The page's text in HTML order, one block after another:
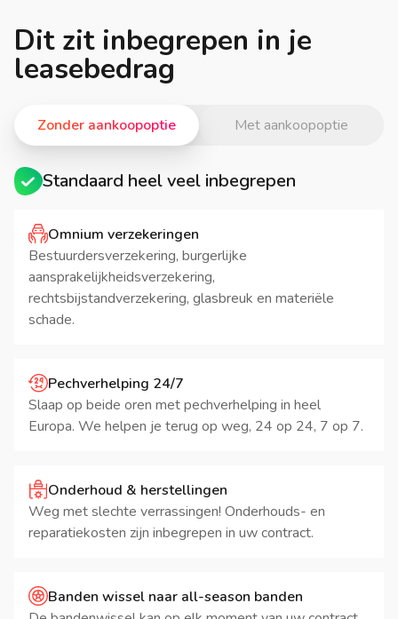
Dit zit inbegrepen in je
leasebedrag
Met aankoopoptie
Zonder aankoopoptie
Standaard heel veel inbegrepen
Omnium verzekeringen
Bestuurdersverzekering, burgerlijke
aansprakelijkheidsverzekering,
rechtsbijstandverzekering, glasbreuk en materiële
schade.
Pechverhelping 24/7
Slaap op beide oren met pechverhelping in heel
Europa. We helpen je terug op weg, 24 op 24, 7 op 7.
Onderhoud & herstellingen
Weg met slechte verrassingen! Onderhouds- en
reparatiekosten zijn inbegrepen in uw contract.
Banden wissel naar all-season banden